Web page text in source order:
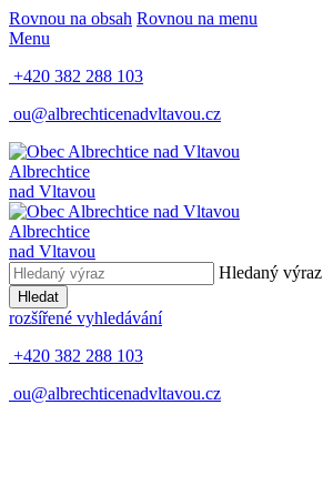
Rovnou na obsah Rovnou na menu
Menu
+420 382 288 103
ou@albrechticenadvltavou.cz
Albrechtice
nad Vltavou
Albrechtice
nad Vltavou
Hledaný výraz
Hledat
rozšířené vyhledávání
+420 382 288 103
ou@albrechticenadvltavou.cz